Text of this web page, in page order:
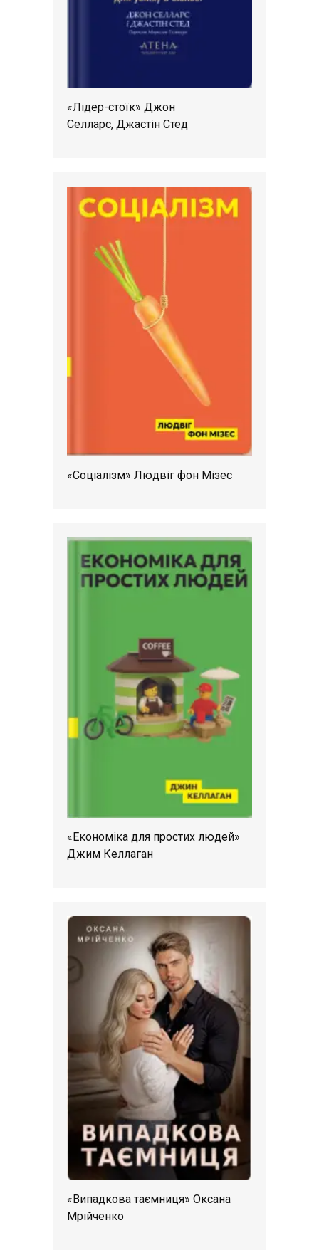
«Лідер-стоїк» Джон
Селларс, Джастін Стед
«Соціалізм» Людвіг фон Мізес
«Економіка для простих людей»
Джим Келлаган
«Випадкова таємниця» Оксана
Мрійченко